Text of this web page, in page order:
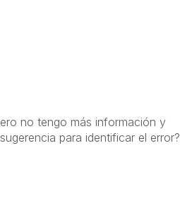
no tengo más información y
para identificar el error?